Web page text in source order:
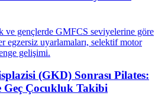
ve gençlerde GMFCS seviyelerine göre
egzersiz uyarlamaları, selektif motor
gelişimi.
(GKD) Sonrası Pilates:
Geç Çocukluk Takibi